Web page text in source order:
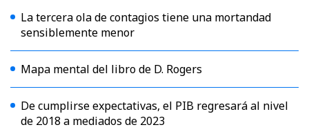
La tercera ola de contagios tiene una mortandad
sensiblemente menor
Mapa mental del libro de D. Rogers
De cumplirse expectativas, el PIB regresará al nivel
de 2018 a mediados de 2023